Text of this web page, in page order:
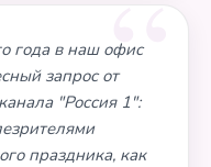
года в наш офис
запрос от
"Россия 1":
праздника, как